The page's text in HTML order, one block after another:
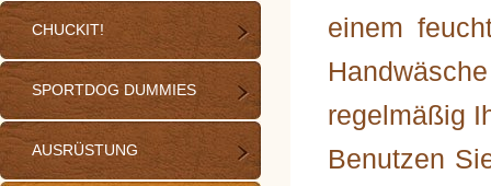
CHUCKIT!
SPORTDOG DUMMIES
AUSRÜSTUNG
einem
regelmäßig
Benutzen